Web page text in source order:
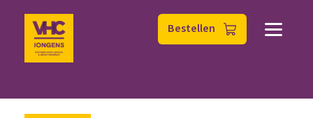
Bestellen